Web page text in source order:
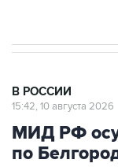
Захарова.
"Призываем
мирового
СМИ дать